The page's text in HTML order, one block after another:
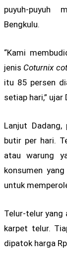
puyuh-puyuh
Bengkulu.
“Kami
jenis Coturnix
itu 85 persen
setiap hari,” ujar
Lanjut
butir per hari.
atau warung
konsumen
untuk
Telur-telur yang
karpet telur.
dipatok harga